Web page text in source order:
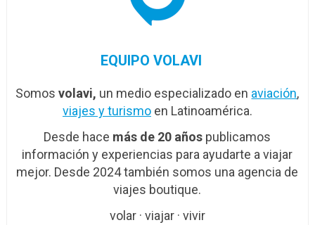
EQUIPO VOLAVI
Somosvolavi, un medio especializado en aviación,
viajes y turismoen Latinoamérica.
Desde hace más de 20 años publicamos
información y experiencias para ayudarte a viajar
mejor. Desde 2024 también somos una agencia de
viajes boutique.
volar · viajar · vivir